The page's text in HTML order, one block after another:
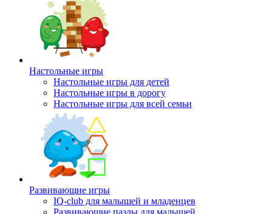
Настольные игры
Настольные игры для детей
Настольные игры в дорогу
Настольные игры для всей семьи
Развивающие игры
IQ-club для малышей и младенцев
Развивающие пазлы для малышей